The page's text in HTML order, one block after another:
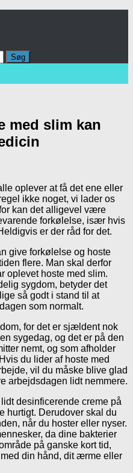
med slim kan
oplever at få det ene eller
ikke noget, vi lader os
kan det alligevel være
forkølelse, især hvis
er der råd for det.
give forkølelse og hoste
flere. Man skal derfor
oplevet hoste med slim.
sygdom, betyder det
så godt i stand til at
som normalt.
for det er sjældent nok
sygedag, og det er på den
nemt, og som afholder
du lider af hoste med
vil du måske blive glad
arbejdsdagen lidt nemmere.
desinficerende creme på
hurtigt. Derudover skal du
når du hoster eller nyser.
da dine bakterier
på ganske kort tid,
din hånd, dit ærme eller